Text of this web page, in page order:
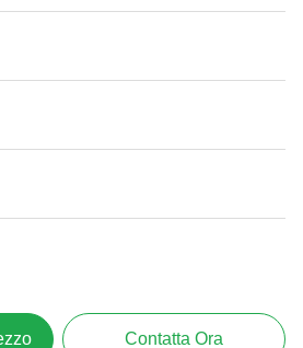
Contatta Ora